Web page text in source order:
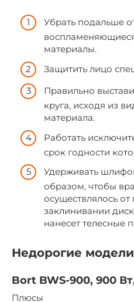
Убрать подальше
материалы.
Защитить лицо
Правильно
круга, исходя из
материала.
Работать
срок годности
Удерживать
образом, чтобы
осуществлялось
заклинивании
нанесет телесные
Недорогие
Bort BWS-900, 900
Плюсы